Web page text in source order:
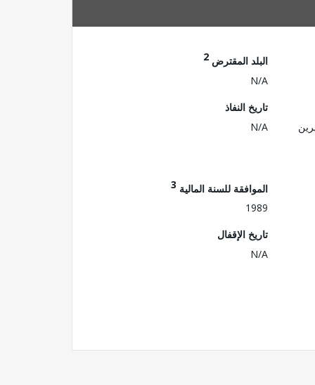
البلد المقترض 2
N/A
تاريخ النفاذ
N/A
الموافقة للسنة المالية 3
1989
تاريخ الإقفال
N/A